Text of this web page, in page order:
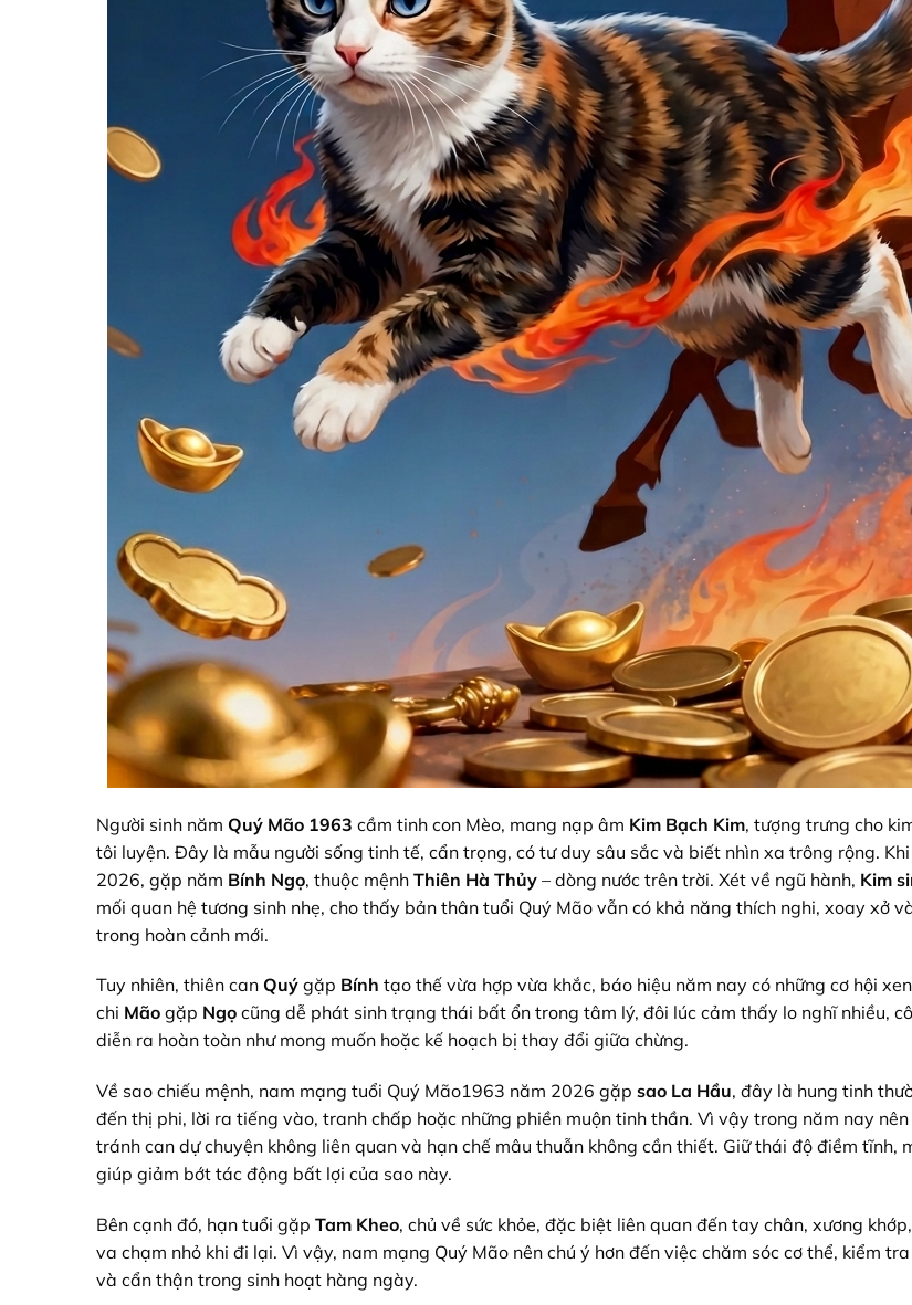
Người sinh năm Quý Mão 1963 cầm tinh con Mèo, mang nạp âm Kim Bạch Kim, tượng trưng cho
tôi luyện. Đây là mẫu người sống tinh tế, cẩn trọng, có tư duy sâu sắc và biết nhìn xa trông rộng.
2026, gặp năm Bính Ngọ, thuộc mệnh Thiên Hà Thủy – dòng nước trên trời. Xét về ngũ hành, Kim
mối quan hệ tương sinh nhẹ, cho thấy bản thân tuổi Quý Mão vẫn có khả năng thích nghi, xoay xở
trong hoàn cảnh mới.
Tuy nhiên, thiên can Quý gặp Bính tạo thế vừa hợp vừa khắc, báo hiệu năm nay có những cơ hội
chi Mão gặp Ngọ cũng dễ phát sinh trạng thái bất ổn trong tâm lý, đôi lúc cảm thấy lo nghĩ nhiều,
diễn ra hoàn toàn như mong muốn hoặc kế hoạch bị thay đổi giữa chừng.
Về sao chiếu mệnh, nam mạng tuổi Quý Mão1963 năm 2026 gặp sao La Hầu, đây là hung tinh
đến thị phi, lời ra tiếng vào, tranh chấp hoặc những phiền muộn tinh thần. Vì vậy trong năm nay
tránh can dự chuyện không liên quan và hạn chế mâu thuẫn không cần thiết. Giữ thái độ điềm tĩnh,
giúp giảm bớt tác động bất lợi của sao này.
Bên cạnh đó, hạn tuổi gặp Tam Kheo, chủ về sức khỏe, đặc biệt liên quan đến tay chân, xương
va chạm nhỏ khi đi lại. Vì vậy, nam mạng Quý Mão nên chú ý hơn đến việc chăm sóc cơ thể, kiểm
và cẩn thận trong sinh hoạt hàng ngày.